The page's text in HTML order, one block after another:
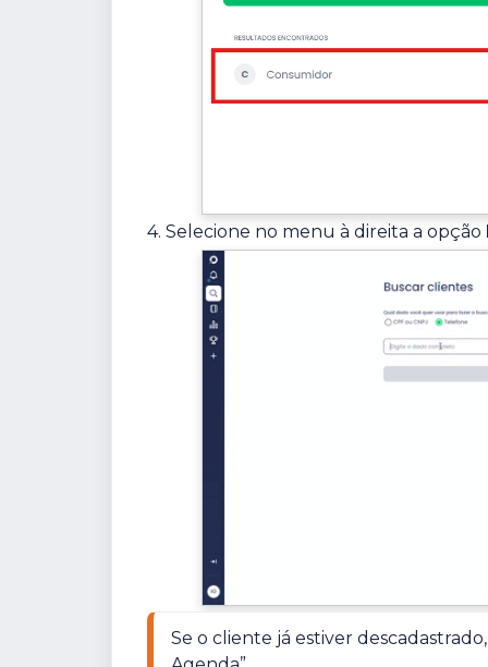
4. Selecione no menu à direita a opção
Se o cliente já estiver